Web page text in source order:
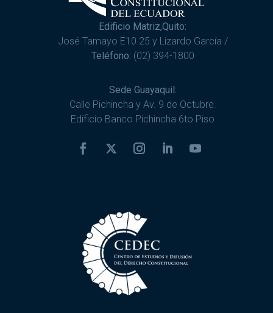
Edificio Matriz,Quito:
José Tamayo E10 25 y Lizardo García /
Teléfono: (02) 394-1800
Sede Guayaquil:
Calle Pichincha y Av. 9 de Octubre.
Edificio Banco Pichincha 6to Piso